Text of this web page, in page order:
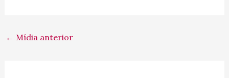
← Mídia anterior